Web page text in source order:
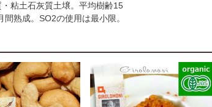
粘土石灰質土壌。平均樹齢15
熟成。SO2の使用は最小限。